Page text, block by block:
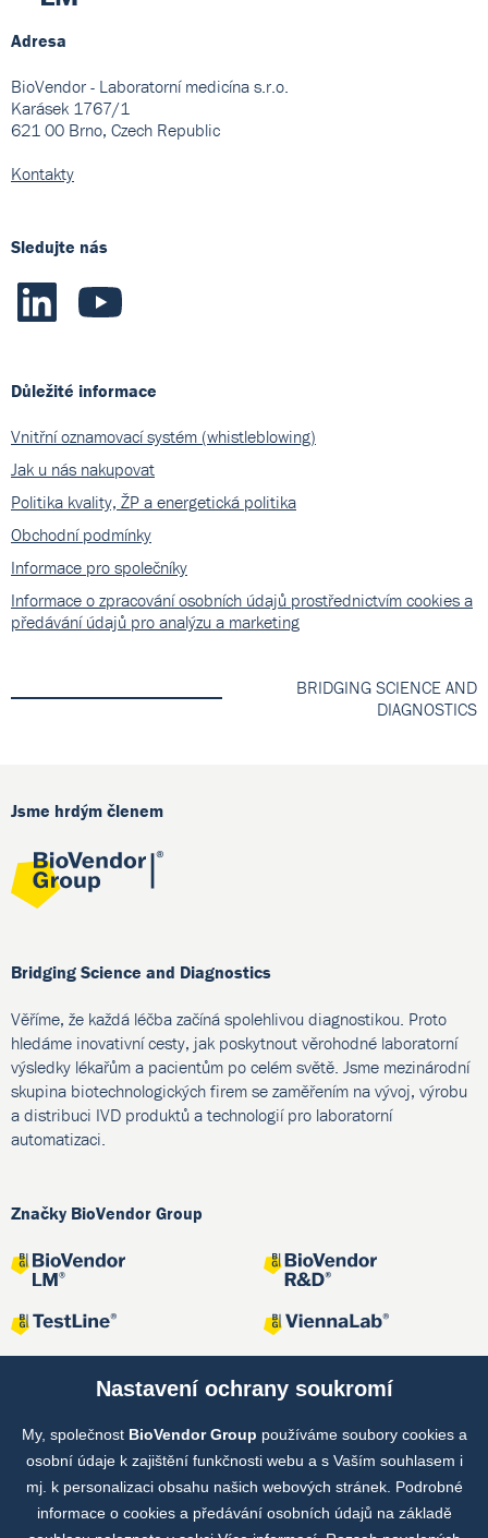
Adresa
BioVendor - Laboratorní medicína s.r.o.
Karásek 1767/1
621 00 Brno, Czech Republic
Kontakty
Sledujte nás
Důležité informace
Vnitřní oznamovací systém (whistleblowing)
Jak u nás nakupovat
Politika kvality, ŽP a energetická politika
Obchodní podmínky
Informace pro společníky
Informace o zpracování osobních údajů prostřednictvím cookies a
předávání údajů pro analýzu a marketing
BRIDGING SCIENCE AND
DIAGNOSTICS
Jsme hrdým členem
Bridging Science and Diagnostics
Věříme, že každá léčba začíná spolehlivou diagnostikou. Proto
hledáme inovativní cesty, jak poskytnout věrohodné laboratorní
výsledky lékařům a pacientům po celém světě. Jsme mezinárodní
skupina biotechnologických firem se zaměřením na vývoj, výrobu
a distribuci IVD produktů a technologií pro laboratorní
automatizaci.
Značky BioVendor Group
Společné projekty
Nastavení ochrany soukromí
My, společnost BioVendor Group používáme soubory cookies a
osobní údaje k zajištění funkčnosti webu a s Vaším souhlasem i
mj. k personalizaci obsahu našich webových stránek. Podrobné
informace o cookies a předávání osobních údajů na základě